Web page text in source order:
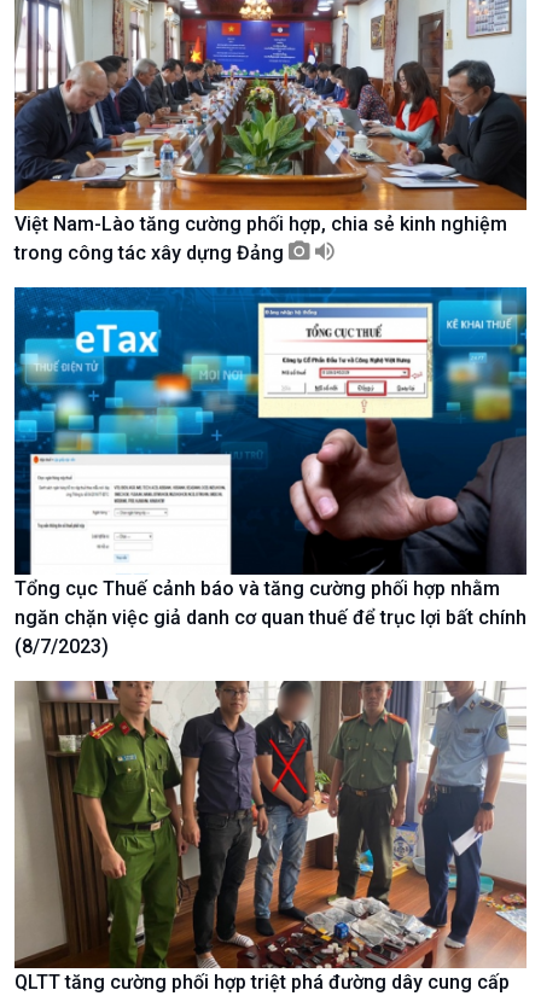
Nam
Xã hội
Tin Đời sống & Xã hội
360 độ Sức khỏe
Chuyển đổi Xanh
Tài nguyên và Môi trường
Chuyên gia của bạn
Xã hội chuyển động
Bước chân đến trường
Khoa học & Công nghệ
Tin Khoa học & Công nghệ
Kết nối công nghệ
Sống chung với biến đổi
Việt Nam-Lào tăng cường phối hợp, chia sẻ kinh nghiệm
trong công tác xây dựng Đảng
Tổng cục Thuế cảnh báo và tăng cường phối hợp nhằm
ngăn chặn việc giả danh cơ quan thuế để trục lợi bất chính
(8/7/2023)
QLTT tăng cường phối hợp triệt phá đường dây cung cấp